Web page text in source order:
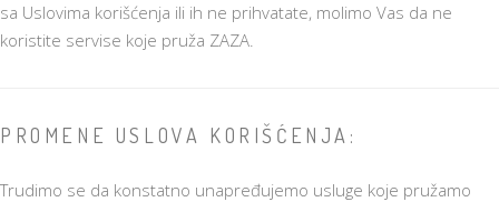
sa Uslovima korišćenja ili ih ne prihvatate, molimo Vas da ne
koristite servise koje pruža ZAZA.
PROMENE USLOVA KORIŠĆENJA:
Trudimo se da konstatno unapređujemo usluge koje pružamo